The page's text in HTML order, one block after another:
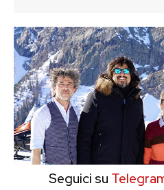
Seguici su